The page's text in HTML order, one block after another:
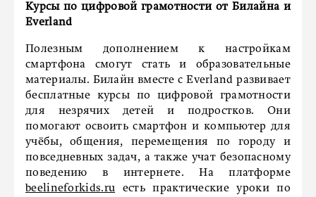
Курсы по цифровой грамотности от Билайна и
Everland
Полезным дополнением к настройкам
смартфона смогут стать и образовательные
материалы. Билайн вместе с Everland развивает
бесплатные курсы по цифровой грамотности
для незрячих детей и подростков. Они
помогают освоить смартфон и компьютер для
учёбы, общения, перемещения по городу и
повседневных задач, а также учат безопасному
поведению в интернете. На платформе
beelineforkids.ru есть практические уроки по